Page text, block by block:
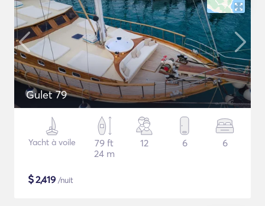
Gulet 79
Yacht à voile
79 ft
24 m
12 6 6
$2,419 /nuit